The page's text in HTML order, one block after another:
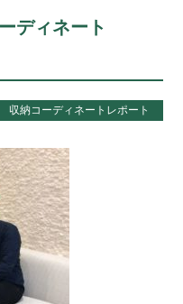
ディネート
収納コーディネートレポート